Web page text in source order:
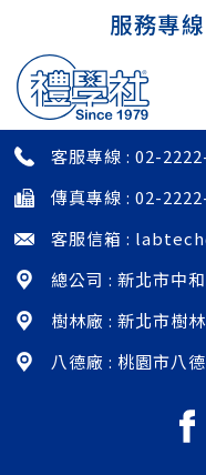
服務專線
印尼
司
客服專線 : 02-
傳真專線 : 02-
客服信箱 :
總公司 : 新北市中
樹林廠 : 新北市樹
八德廠 : 桃園市八